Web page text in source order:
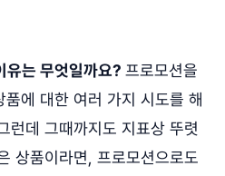
유는 무엇일까요? 프로모션을
에 대한 여러 가지 시도를 해
런데 그때까지도 지표상 뚜렷
상품이라면, 프로모션으로도